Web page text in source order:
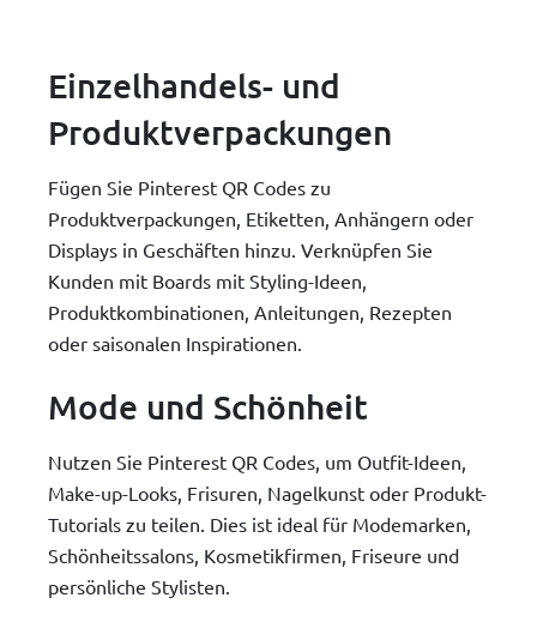
Einzelhandels- und
Produktverpackungen
Fügen Sie Pinterest QR Codes zu
Produktverpackungen, Etiketten, Anhängern oder
Displays in Geschäften hinzu. Verknüpfen Sie
Kunden mit Boards mit Styling-Ideen,
Produktkombinationen, Anleitungen, Rezepten
oder saisonalen Inspirationen.
Mode und Schönheit
Nutzen Sie Pinterest QR Codes, um Outfit-Ideen,
Make-up-Looks, Frisuren, Nagelkunst oder Produkt-
Tutorials zu teilen. Dies ist ideal für Modemarken,
Schönheitssalons, Kosmetikfirmen, Friseure und
persönliche Stylisten.